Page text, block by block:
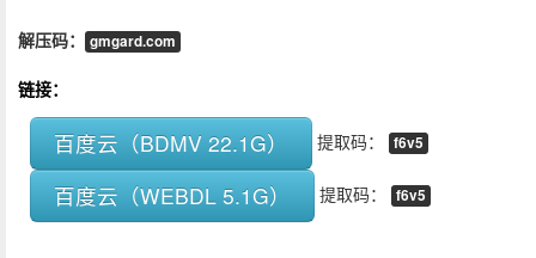
解压码： gmgard.com
链接：
百度云（BDMV 22.1G） 提取码： f6v5
百度云（WEBDL 5.1G） 提取码： f6v5